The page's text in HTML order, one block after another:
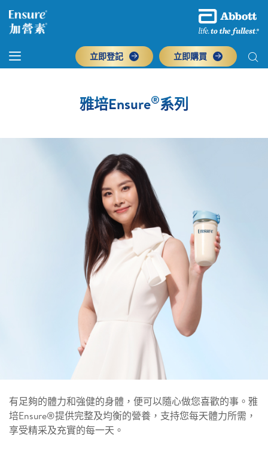
立即登記 立即購買
雅培Ensure®系列
有足夠的體力和強健的身體，便可以隨心做您喜歡的事。雅
培Ensure®提供完整及均衡的營養，支持您每天體力所需，
享受精采及充實的每一天。